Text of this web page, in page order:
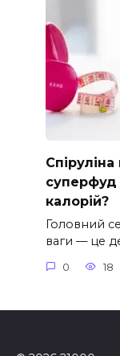
калорій?
Головний
ваги — це
0 18